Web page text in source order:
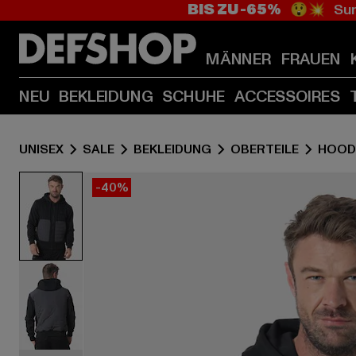
BIS ZU -65% 😲💥
MÄNNER FRAUEN
NEU BEKLEIDUNG SCHUHE ACCESSOIRES
UNISEX SALE BEKLEIDUNG OBERTEILE
-40%